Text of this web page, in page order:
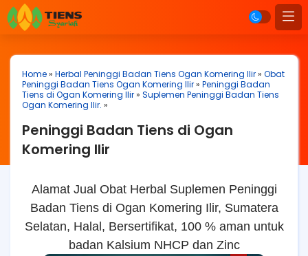
Home» Herbal Peninggi Badan Tiens Ogan Komering Ilir» Obat
Peninggi Badan Tiens Ogan Komering Ilir» Peninggi Badan
Tiens di Ogan Komering Ilir» Suplemen Peninggi Badan Tiens
Ogan Komering Ilir. »
Peninggi Badan Tiens di Ogan
Komering Ilir
Alamat Jual Obat Herbal Suplemen Peninggi
Badan Tiens di Ogan Komering Ilir, Sumatera
Selatan, Halal, Bersertifikat, 100 % aman untuk
badan Kalsium NHCP dan Zinc